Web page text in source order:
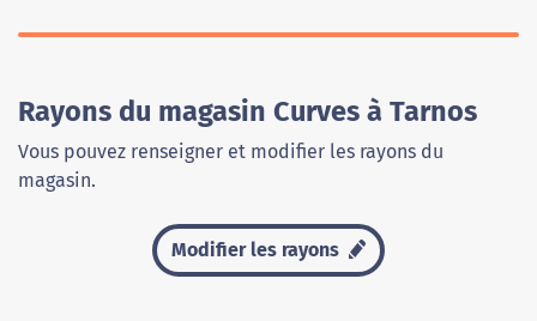
Rayons du magasin Curves à Tarnos
Vous pouvez renseigner et modifier les rayons du
magasin.
Modifier les rayons